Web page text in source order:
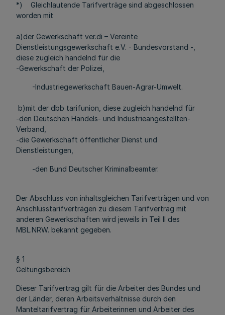
*) Gleichlautende Tarifverträge sind abgeschlossen
worden mit
a)der Gewerkschaft ver.di – Vereinte
Dienstleistungsgewerkschaft e.V. - Bundesvorstand -,
diese zugleich handelnd für die
-Gewerkschaft der Polizei,
-Industriegewerkschaft Bauen-Agrar-Umwelt.
b)mit der dbb tarifunion, diese zugleich handelnd für
-den Deutschen Handels- und Industrieangestellten-
Verband,
-die Gewerkschaft öffentlicher Dienst und
Dienstleistungen,
-den Bund Deutscher Kriminalbeamter.
Der Abschluss von inhaltsgleichen Tarifverträgen und von
Anschlusstarifverträgen zu diesem Tarifvertrag mit
anderen Gewerkschaften wird jeweils in Teil II des
MBL.NRW. bekannt gegeben.
§ 1
Geltungsbereich
Dieser Tarifvertrag gilt für die Arbeiter des Bundes und
der Länder, deren Arbeitsverhältnisse durch den
Manteltarifvertrag für Arbeiterinnen und Arbeiter des